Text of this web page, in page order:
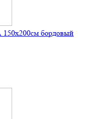
бордовый